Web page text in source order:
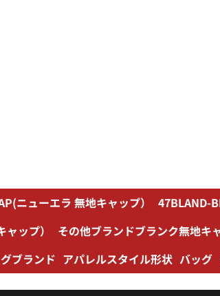
ニューエラ 無地キャップ）
47BLAND-
ップ）
その他ブランドブランク無地キ
ブランド アパレルスタイル形状 バッグ